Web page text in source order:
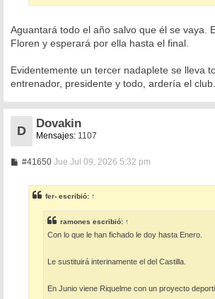
Aguantará todo el año salvo que él se vaya.
Floren y esperará por ella hasta el final.
Evidentemente un tercer nadaplete se lleva
entrenador, presidente y todo, ardería el club.
D
Dovakin
Mensajes: 1107
#41650M
a
j
e
Jue Jul 09, 2026 5:32 pm
fer- escribió: ↑
ramones escribió: ↑
Con lo que le han fichado le doy hasta Enero.
Le sustituirá interinamente el del Castilla.
En Junio viene Riquelme con un proyecto